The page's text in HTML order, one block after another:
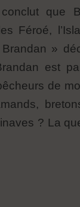
que
Féroé,
»
est
de
? La